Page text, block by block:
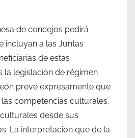
de concejos pedirá
incluyan a las Juntas
de estas
la legislación de régimen
prevé expresamente que
competencias culturales,
desde sus
La interpretación que de la